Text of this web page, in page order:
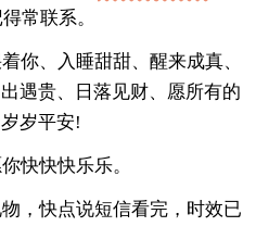
常联系。
你、入睡甜甜、醒来成真、
遇贵、日落见财、愿所有的
岁平安!
快快快乐乐。
，快点说短信看完，时效已